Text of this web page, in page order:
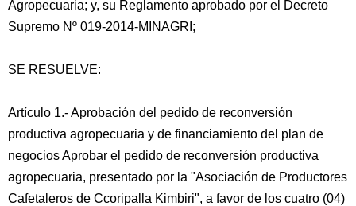
Agropecuaria; y, su Reglamento aprobado por el Decreto
Supremo Nº 019-2014-MINAGRI;
SE RESUELVE:
Artículo 1.- Aprobación del pedido de reconversión
productiva agropecuaria y de financiamiento del plan de
negocios Aprobar el pedido de reconversión productiva
agropecuaria, presentado por la "Asociación de Productores
Cafetaleros de Ccoripalla Kimbiri", a favor de los cuatro (04)